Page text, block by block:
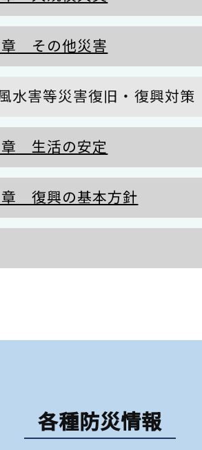
章 その他災害
水害等災害復旧・復興対策
章 生活の安定
章 復興の基本方針
各種防災情報